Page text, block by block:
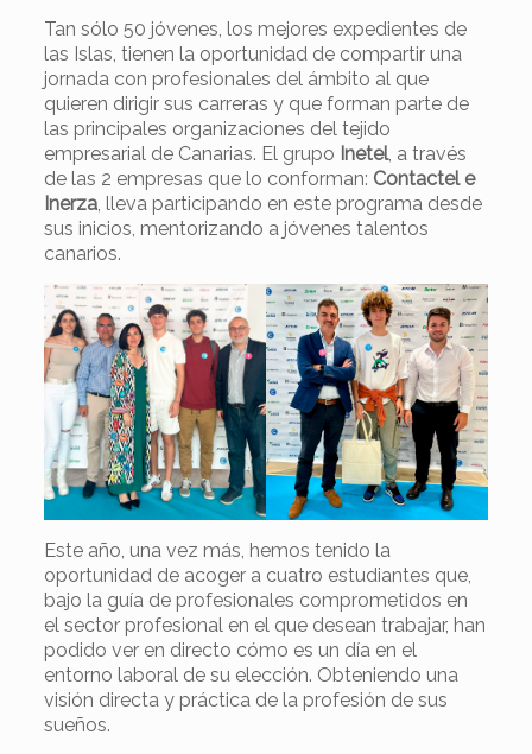
Tan sólo 50 jóvenes, los mejores expedientes de
las Islas, tienen la oportunidad de compartir una
jornada con profesionales del ámbito al que
quieren dirigir sus carreras y que forman parte de
las principales organizaciones del tejido
empresarial de Canarias. El grupo Inetel, a través
de las 2 empresas que lo conforman: Contactel e
Inerza, lleva participando en este programa desde
sus inicios, mentorizando a jóvenes talentos
canarios.
Este año, una vez más, hemos tenido la
oportunidad de acoger a cuatro estudiantes que,
bajo la guía de profesionales comprometidos en
el sector profesional en el que desean trabajar, han
podido ver en directo cómo es un día en el
entorno laboral de su elección. Obteniendo una
visión directa y práctica de la profesión de sus
sueños.